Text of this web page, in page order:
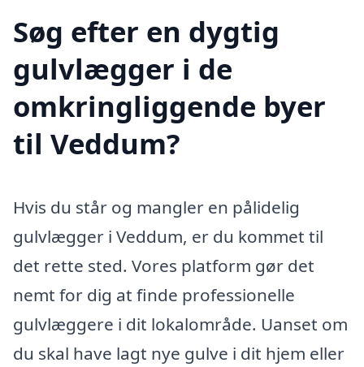
Søg efter en dygtig
gulvlægger i de
omkringliggende byer
til Veddum?
Hvis du står og mangler en pålidelig
gulvlægger i Veddum, er du kommet til
det rette sted. Vores platform gør det
nemt for dig at finde professionelle
gulvlæggere i dit lokalområde. Uanset om
du skal have lagt nye gulve i dit hjem eller